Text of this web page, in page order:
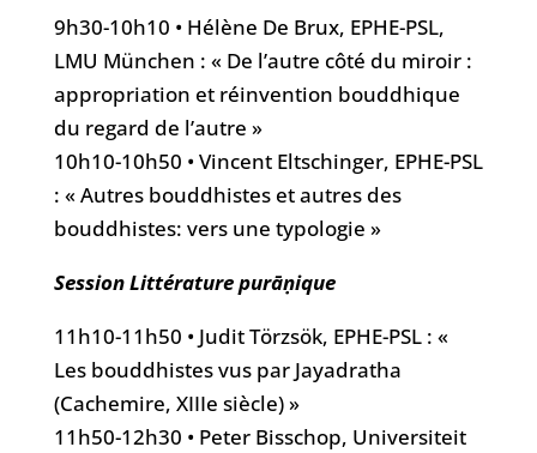
9h30-10h10 • Hélène De Brux, EPHE-PSL,
LMU München : « De l’autre côté du miroir :
appropriation et réinvention bouddhique
du regard de l’autre »
10h10-10h50 • Vincent Eltschinger, EPHE-PSL
: « Autres bouddhistes et autres des
bouddhistes: vers une typologie »
Session Littérature purāṇique
11h10-11h50 • Judit Törzsök, EPHE-PSL : «
Les bouddhistes vus par Jayadratha
(Cachemire, XIIIe siècle) »
11h50-12h30 • Peter Bisschop, Universiteit